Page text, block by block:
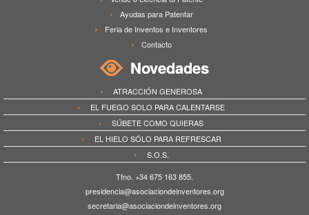
Ayudas para Patentar
Feria de Inventos e Inventores
Contacto
Novedades
ATRACCIÓN GENEROSA
EL FUEGO SOLO PARA CALENTARSE
SÚBETE COMO QUIERAS
EL HIELO SÓLO PARA REFRESCAR
S.O.S.
Tfno. +34 675 163 855.
presidencia@asociaciondeinventores.org
secretaria@asociaciondeinventores.org